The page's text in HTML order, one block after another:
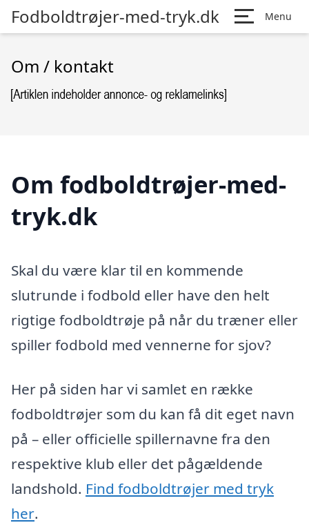
Fodboldtrøjer-med-tryk.dk Menu
Om / kontakt
Om fodboldtrøjer-med-
tryk.dk
Skal du være klar til en kommende
slutrunde i fodbold eller have den helt
rigtige fodboldtrøje på når du træner eller
spiller fodbold med vennerne for sjov?
Her på siden har vi samlet en række
fodboldtrøjer som du kan få dit eget navn
på – eller officielle spillernavne fra den
respektive klub eller det pågældende
landshold. Find fodboldtrøjer med tryk
her.